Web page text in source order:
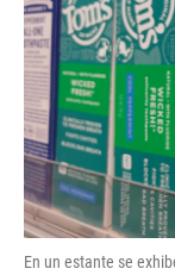
En un estante se